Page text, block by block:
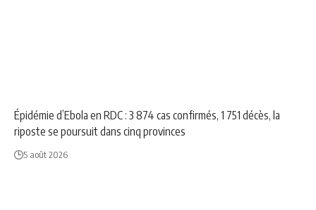
Épidémie d’Ebola en RDC : 3 874 cas confirmés, 1 751 décès, la
riposte se poursuit dans cinq provinces
5 août 2026